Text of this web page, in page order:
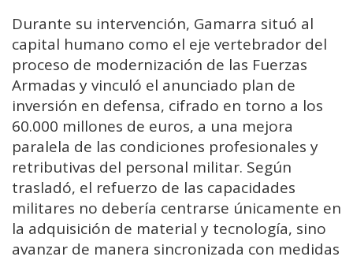
Durante su intervención, Gamarra situó al
capital humano como el eje vertebrador del
proceso de modernización de las Fuerzas
Armadas y vinculó el anunciado plan de
inversión en defensa, cifrado en torno a los
60.000 millones de euros, a una mejora
paralela de las condiciones profesionales y
retributivas del personal militar. Según
trasladó, el refuerzo de las capacidades
militares no debería centrarse únicamente en
la adquisición de material y tecnología, sino
avanzar de manera sincronizada con medidas